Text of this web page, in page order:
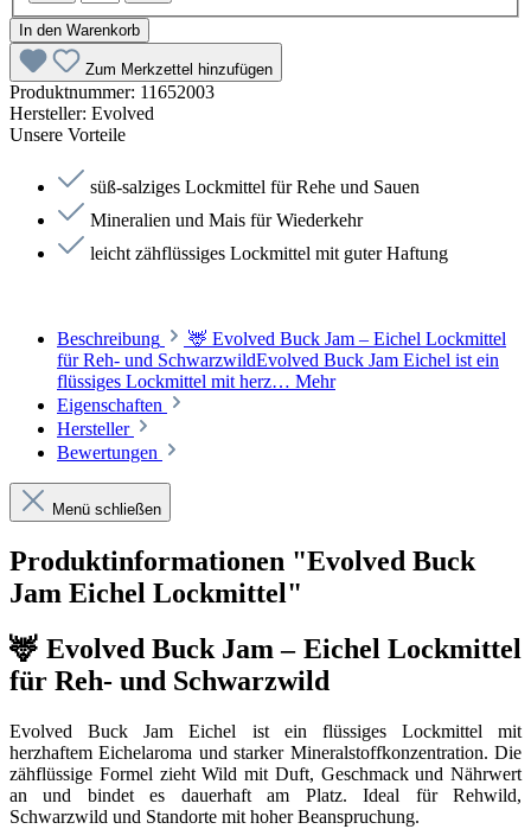
In den Warenkorb
Zum Merkzettel hinzufügen
Produktnummer: 11652003
Hersteller: Evolved
Unsere Vorteile
süß-salziges Lockmittel für Rehe und Sauen
Mineralien und Mais für Wiederkehr
leicht zähflüssiges Lockmittel mit guter Haftung
Beschreibung
🦌 Evolved Buck Jam – Eichel Lockmittel
für Reh- und SchwarzwildEvolved Buck Jam Eichel ist ein
flüssiges Lockmittel mit herz… Mehr
Eigenschaften
Hersteller
Bewertungen
Menü schließen
Produktinformationen "Evolved Buck
Jam Eichel Lockmittel"
🦌 Evolved Buck Jam – Eichel Lockmittel
für Reh- und Schwarzwild
Evolved Buck Jam Eichel ist ein flüssiges Lockmittel mit
herzhaftem Eichelaroma und starker Mineralstoffkonzentration. Die
zähflüssige Formel zieht Wild mit Duft, Geschmack und Nährwert
an und bindet es dauerhaft am Platz. Ideal für Rehwild,
Schwarzwild und Standorte mit hoher Beanspruchung.